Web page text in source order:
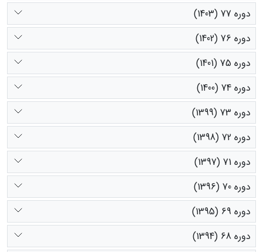
دوره 77 (1403)
دوره 76 (1402)
دوره 75 (1401)
دوره 74 (1400)
دوره 73 (1399)
دوره 72 (1398)
دوره 71 (1397)
دوره 70 (1396)
دوره 69 (1395)
دوره 68 (1394)